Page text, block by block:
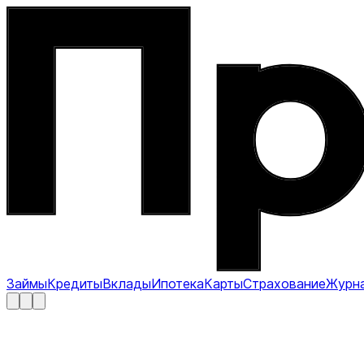
ЗаймыКредитыВкладыИпотекаКартыСтрахование